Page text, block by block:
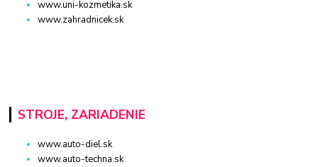
www.uni-kozmetika.sk
www.zahradnicek.sk
STROJE, ZARIADENIE
www.auto-diel.sk
www.auto-techna.sk